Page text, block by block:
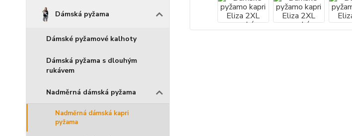
Dámská pyžama
Dámské pyžamové kalhoty
Dámská pyžama s dlouhým
rukávem
Nadměrná dámská pyžama
Nadměrná dámská kapri
pyžama